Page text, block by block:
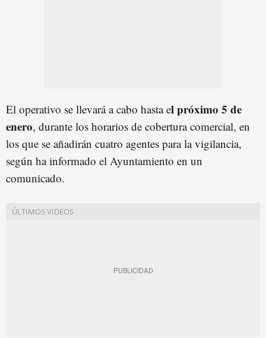
El operativo se llevará a cabo hasta el próximo 5 de
enero, durante los horarios de cobertura comercial, en
los que se añadirán cuatro agentes para la vigilancia,
según ha informado el Ayuntamiento en un
comunicado.